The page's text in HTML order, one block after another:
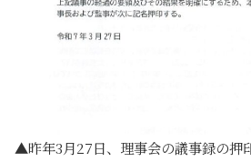
昨年3月27日、理事会の議事録の押